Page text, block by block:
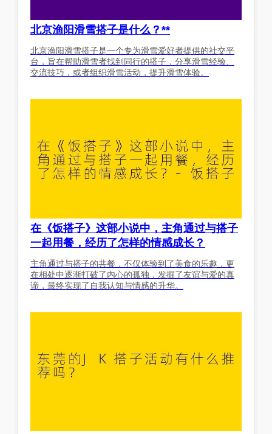
北京渔阳滑雪搭子是什么？**
北京渔阳滑雪搭子是一个专为滑雪爱好者提供的社交平
台，旨在帮助滑雪者找到同行的搭子，分享滑雪经验、
交流技巧，或者组织滑雪活动，提升滑雪体验。
在《饭搭子》这部小说中，主角通过与搭子
一起用餐，经历了怎样的情感成长？
主角通过与搭子的共餐，不仅体验到了美食的乐趣，更
在相处中逐渐打破了内心的孤独，发掘了友谊与爱的真
谛，最终实现了自我认知与情感的升华。